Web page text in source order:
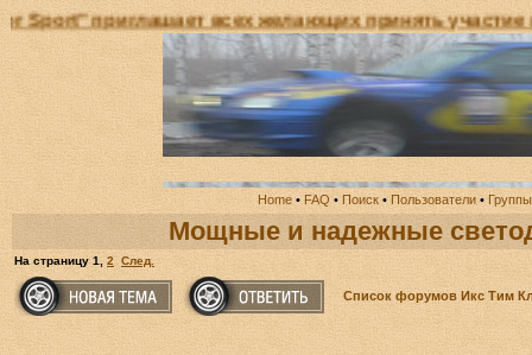
всех желающих принять участие в Открытом
Home • FAQ • Поиск • Пользователи • Группы
Мощные и надежные
На страницу 1 2 След.
Список форумов Икс Тим